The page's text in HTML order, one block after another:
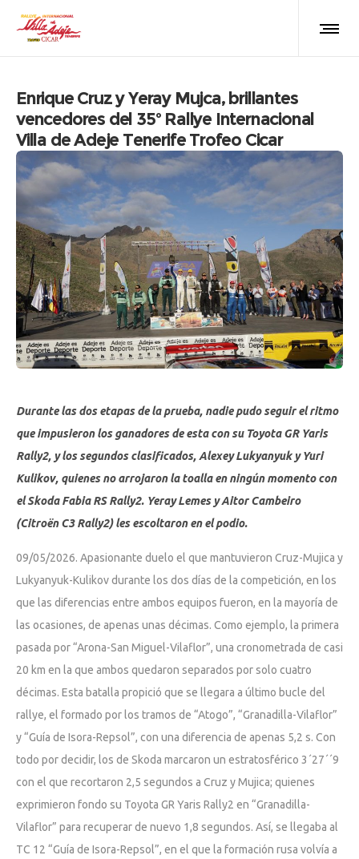
Enrique Cruz y Yeray Mujca, brillantes
vencedores del 35º Rallye Internacional
Villa de Adeje Tenerife Trofeo Cicar
Durante las dos etapas de la prueba, nadie pudo seguir el ritmo
que impusieron los ganadores de esta con su Toyota GR Yaris
Rally2, y los segundos clasificados, Alexey Lukyanyuk y Yuri
Kulikov, quienes no arrojaron la toalla en ningún momento con
el Skoda Fabia RS Rally2. Yeray Lemes y Aitor Cambeiro
(Citroën C3 Rally2) les escoltaron en el podio.
09/05/2026. Apasionante duelo el que mantuvieron Cruz-Mujica y
Lukyanyuk-Kulikov durante los dos días de la competición, en los
que las diferencias entre ambos equipos fueron, en la mayoría de
las ocasiones, de apenas unas décimas. Como ejemplo, la primera
pasada por “Arona-San Miguel-Vilaflor”, una cronometrada de casi
20 km en la que ambos quedaron separados por solo cuatro
décimas. Esta batalla propició que se llegara a último bucle del
rallye, el formado por los tramos de “Atogo”, “Granadilla-Vilaflor”
y “Guía de Isora-Repsol”, con una diferencia de apenas 5,2 s. Con
todo por decidir, los de Skoda marcaron un estratosférico 3´27´´9
con el que recortaron 2,5 segundos a Cruz y Mujica; quienes
exprimieron fondo su Toyota GR Yaris Rally2 en “Granadilla-
Vilaflor” para recuperar de nuevo 1,8 segundos. Así, se llegaba al
TC 12 “Guía de Isora-Repsol”, en el que la formación rusa volvía a